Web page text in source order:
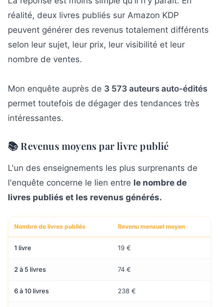
réalité, deux livres publiés sur Amazon KDP
peuvent générer des revenus totalement différents
selon leur sujet, leur prix, leur visibilité et leur
nombre de ventes.
Mon enquête auprès de 3 573 auteurs auto-édités
permet toutefois de dégager des tendances très
intéressantes.
📚 Revenus moyens par livre publié
L'un des enseignements les plus surprenants de
l'enquête concerne le lien entre le nombre de
livres publiés et les revenus générés.
Nombre de livres publiés Revenu mensuel moyen
1 livre 19 €
2 à 5 livres 74 €
6 à 10 livres 238 €